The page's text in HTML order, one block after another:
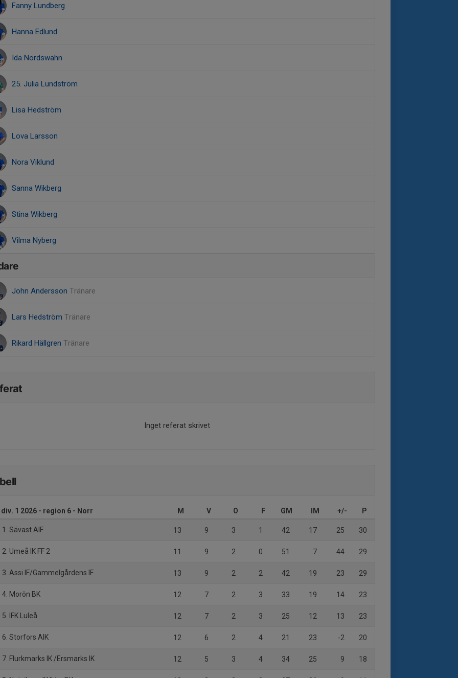
Fanny Lundberg
Hanna Edlund
Ida Nordswahn
25. Julia Lundström
Lisa Hedström
Lova Larsson
Nora Viklund
Sanna Wikberg
Stina Wikberg
Vilma Nyberg
John Andersson Tränare
Lars Hedström Tränare
Rikard Hällgren Tränare
Inget referat skrivet
div. 1 2026 - region 6 - Norr M V O F GM IM +/- P
1. Sävast AIF 13 9 3 1 42 17 25 30
2. Umeå IK FF 2 11 9 2 0 51 7 44 29
3. Assi IF/Gammelgårdens IF 13 9 2 2 42 19 23 29
4. Morön BK 12 7 2 3 33 19 14 23
5. IFK Luleå 12 7 2 3 25 12 13 23
6. Storfors AIK 12 6 2 4 21 23 -2 20
7. Flurkmarks IK /Ersmarks IK 12 5 3 4 34 25 9 18